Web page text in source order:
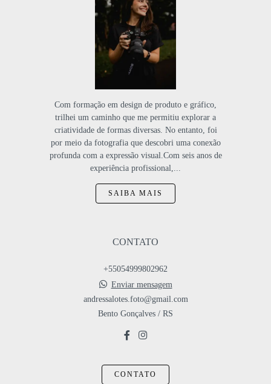
Com formação em design de produto e gráfico,
trilhei um caminho que me permitiu explorar a
criatividade de formas diversas. No entanto, foi
por meio da fotografia que descobri uma conexão
profunda com a expressão visual.Com seis anos de
experiência profissional,...
SAIBA MAIS
CONTATO
+55054999802962
Enviar mensagem
andressalotes.foto@gmail.com
Bento Gonçalves / RS
CONTATO